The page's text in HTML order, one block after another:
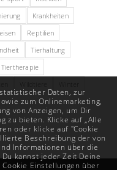
Krankheiten
Reptilien
Tierhaltung
Tiertherapie
Daten, zur
zum Onlinemarketing,
von Anzeigen, um Dir
zu bieten. Klicke auf „Alle
oder klicke auf "Cookie
Beschreibung der von
Informationen über die
kannst jeder Zeit Deine
Einstellungen über